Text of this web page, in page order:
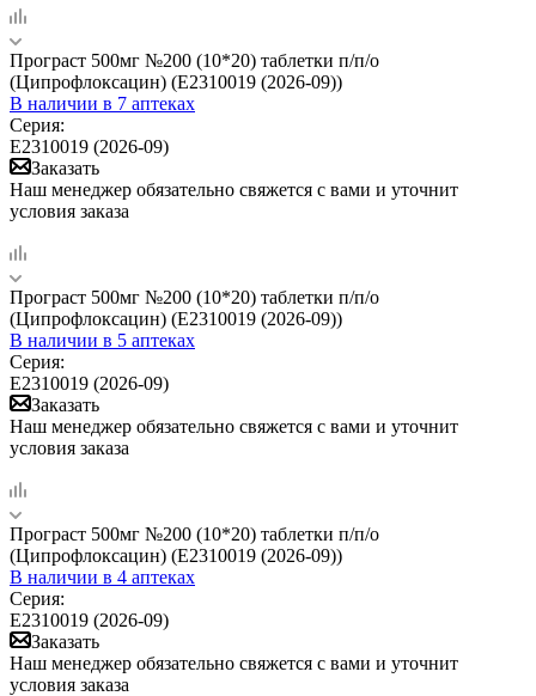
Програст 500мг №200 (10*20) таблетки п/п/о
(Ципрофлоксацин) (Е2310019 (2026-09))
В наличии в 7 аптеках
Серия:
Е2310019 (2026-09)
Заказать
Наш менеджер обязательно свяжется с вами и уточнит
условия заказа
Програст 500мг №200 (10*20) таблетки п/п/о
(Ципрофлоксацин) (Е2310019 (2026-09))
В наличии в 5 аптеках
Серия:
Е2310019 (2026-09)
Заказать
Наш менеджер обязательно свяжется с вами и уточнит
условия заказа
Програст 500мг №200 (10*20) таблетки п/п/о
(Ципрофлоксацин) (Е2310019 (2026-09))
В наличии в 4 аптеках
Серия:
Е2310019 (2026-09)
Заказать
Наш менеджер обязательно свяжется с вами и уточнит
условия заказа